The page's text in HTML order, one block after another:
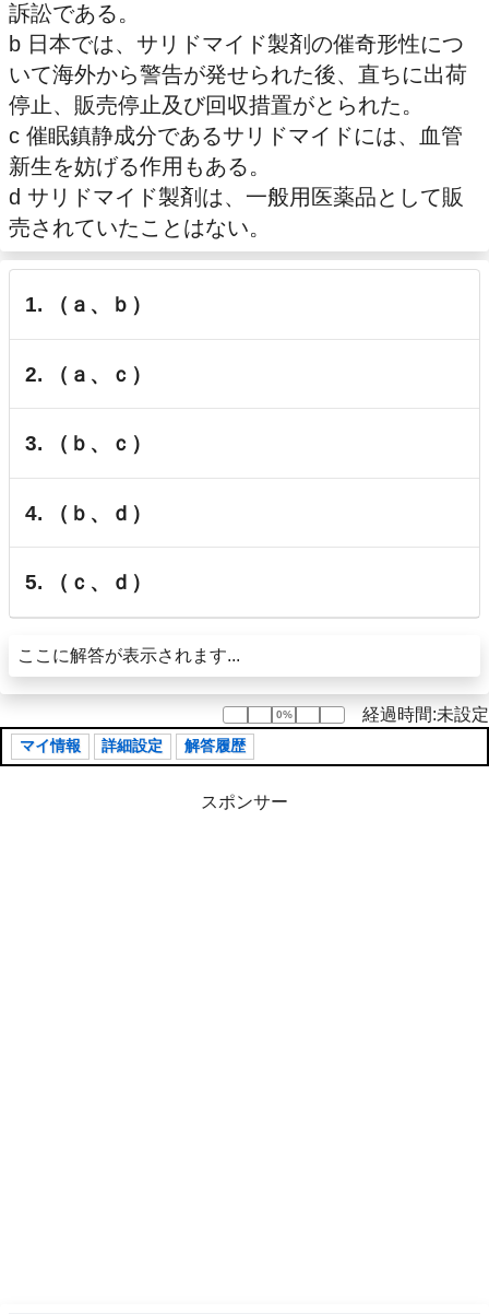
訴訟である。
b 日本では、サリドマイド製剤の催奇形性につ
いて海外から警告が発せられた後、直ちに出荷
停止、販売停止及び回収措置がとられた。
c 催眠鎮静成分であるサリドマイドには、血管
新生を妨げる作用もある。
d サリドマイド製剤は、一般用医薬品として販
売されていたことはない。
1. （ａ、ｂ）
2. （ａ、ｃ）
3. （ｂ、ｃ）
4. （ｂ、ｄ）
5. （ｃ、ｄ）
ここに解答が表示されます...
0%
0% 経過時間:未設定
マイ情報 詳細設定 解答履歴
スポンサー